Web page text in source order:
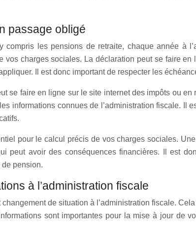
passage obligé
compris les pensions de retraite, chaque année à
vos charges sociales. La déclaration peut se faire
Il est donc important de respecter les
se faire en ligne sur le site internet des impôts ou
informations connues de l’administration fiscale.
pour le calcul précis de vos charges sociales.
peut avoir des conséquences financières. Il est
pension.
à l’administration fiscale
de situation à l’administration fiscale.
sont importantes pour la mise à jour de